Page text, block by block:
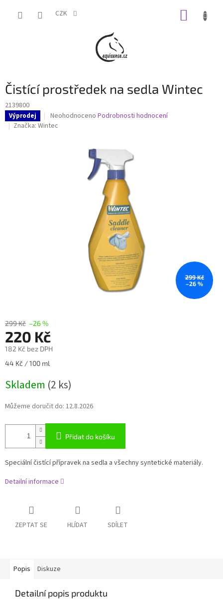
CZK
Čistící prostředek na sedla Wintec
2139800
Výprodej
Průměrné
hodnocení
Neohodnoceno Podrobnosti hodnocení
Značka: Wintec
299 Kč
–26 %
299 Kč –26 %
220 Kč
182 Kč bez DPH
Měrná
44 Kč / 100 ml
Skladem (2 ks)
Můžeme doručit do: 12.8.2026
Přidat do košíku
Speciální čistící přípravek na sedla a všechny syntetické materiály.
Detailní informace
ZEPTAT SE HLÍDAT SDÍLET
Popis Diskuze
Detailní popis produktu